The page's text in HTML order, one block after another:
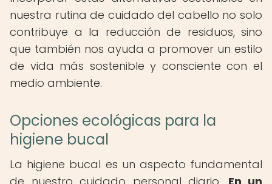
nuestra rutina de cuidado del cabello no solo
contribuye a la reducción de residuos, sino
que también nos ayuda a promover un estilo
de vida más sostenible y consciente con el
medio ambiente.
Opciones ecológicas para la
higiene bucal
La higiene bucal es un aspecto fundamental